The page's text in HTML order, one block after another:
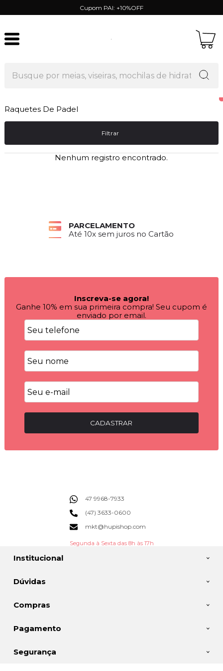
Cupom PAI: +10%OFF
Raquetes De Padel
Filtrar
Nenhum registro encontrado.
PARCELAMENTO
Até 10x sem juros no Cartão
Inscreva-se agora!
Ganhe 10% em sua primeira compra! Seu cupom é
enviado por email.
CADASTRAR
Institucional
Dúvidas
Compras
47 9968-7933
(47) 3633-0600
mkt@hupishop.com
Segunda à Sexta das 8h às 17h
Pagamento
Segurança